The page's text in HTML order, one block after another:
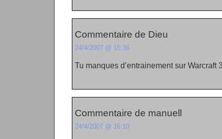
Commentaire de Dieu
24/4/2007 @ 15:36
Tu manques d’entrainement sur Warcraft
Commentaire de manuell
24/4/2007 @ 16:10